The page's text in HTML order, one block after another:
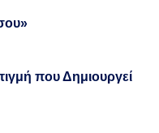
που Δημιουργεί